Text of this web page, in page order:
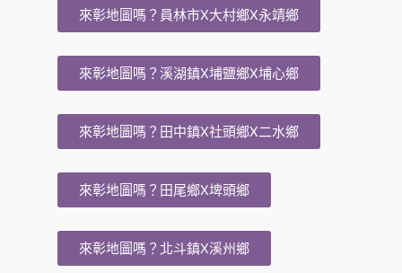
來彰地圖嗎？員林市X大村鄉X永靖鄉
來彰地圖嗎？溪湖鎮X埔鹽鄉X埔心鄉
來彰地圖嗎？田中鎮X社頭鄉X二水鄉
來彰地圖嗎？田尾鄉X埤頭鄉
來彰地圖嗎？北斗鎮X溪州鄉